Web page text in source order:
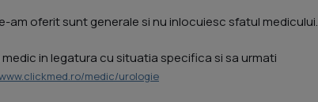
am oferit sunt generale si nu inlocuiesc sfatul medicului.
in legatura cu situatia specifica si sa urmati
medic/urologie